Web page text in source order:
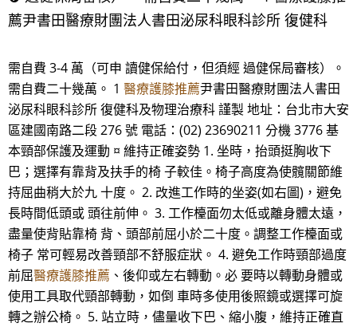
薦尹書田醫療財團法人書田泌尿科眼科診所 復健科
需自費 3-4 萬（可申 讀健保給付，但須經 過健保局審核）。
需自費二十幾萬。 1 醫療護膝推薦尹書田醫療財團法人書田
泌尿科眼科診所 復健科及物理治療科 謹製 地址：台北市大安
區建國南路二段 276 號 電話：(02) 23690211 分機 3776 基
本頸部保護及運動 ¤ 維持正確姿勢 1. 坐時，抬頭挺胸收下
巴；選擇有靠背及扶手的椅 子較佳。椅子高度為使髖關節維
持屈曲稍大於九 十度。 2. 改進工作時的坐姿(如右圖)，避免
長時間低頭或 頭往前伸。 3. 工作檯面勿太低或離身體太遠，
盡量使背貼靠椅 背、頭部前屈小於二十度。調整工作檯面或
椅子 常可輕易改善頸部不舒服症狀。 4. 避免工作時頸部過度
前屈醫療護膝推薦 、後仰或左右轉動。必 要時以轉動身體或
使用工具取代頸部轉動，如倒 車時多使用後照鏡或選擇可旋
轉之辦公椅。 5. 站立時，儘量收下巴、縮小腹，維持正確直